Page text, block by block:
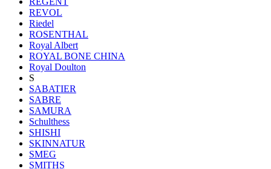
REVOL
Riedel
ROSENTHAL
Royal Albert
ROYAL BONE CHINA
Royal Doulton
S
SABATIER
SABRE
SAMURA
Schulthess
SHISHI
SKINNATUR
SMEG
SMITHS